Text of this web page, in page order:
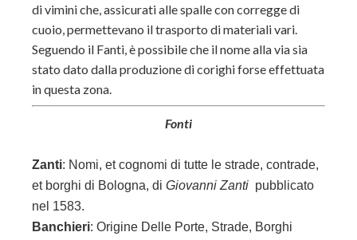
di vimini che, assicurati alle spalle con corregge di
cuoio, permettevano il trasporto di materiali vari.
Seguendo il Fanti, è possibile che il nome alla via sia
stato dato dalla produzione di corighi forse effettuata
in questa zona.
Fonti
Zanti: Nomi, et cognomi di tutte le strade, contrade,
et borghi di Bologna, di Giovanni Zanti pubblicato
nel 1583.
Banchieri: Origine Delle Porte, Strade, Borghi